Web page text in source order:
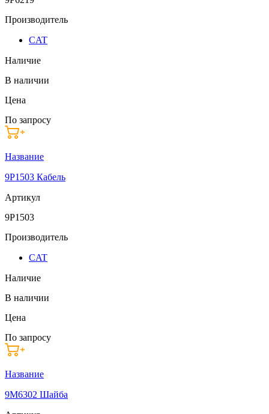
Производитель
CAT
Наличие
В наличии
Цена
По запросу
Название
9P1503 Кабель
Артикул
9P1503
Производитель
CAT
Наличие
В наличии
Цена
По запросу
Название
9M6302 Шайба